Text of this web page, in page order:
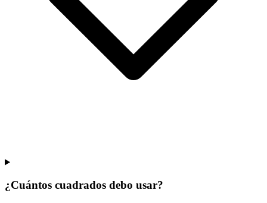
¿Cuántos cuadrados debo usar?